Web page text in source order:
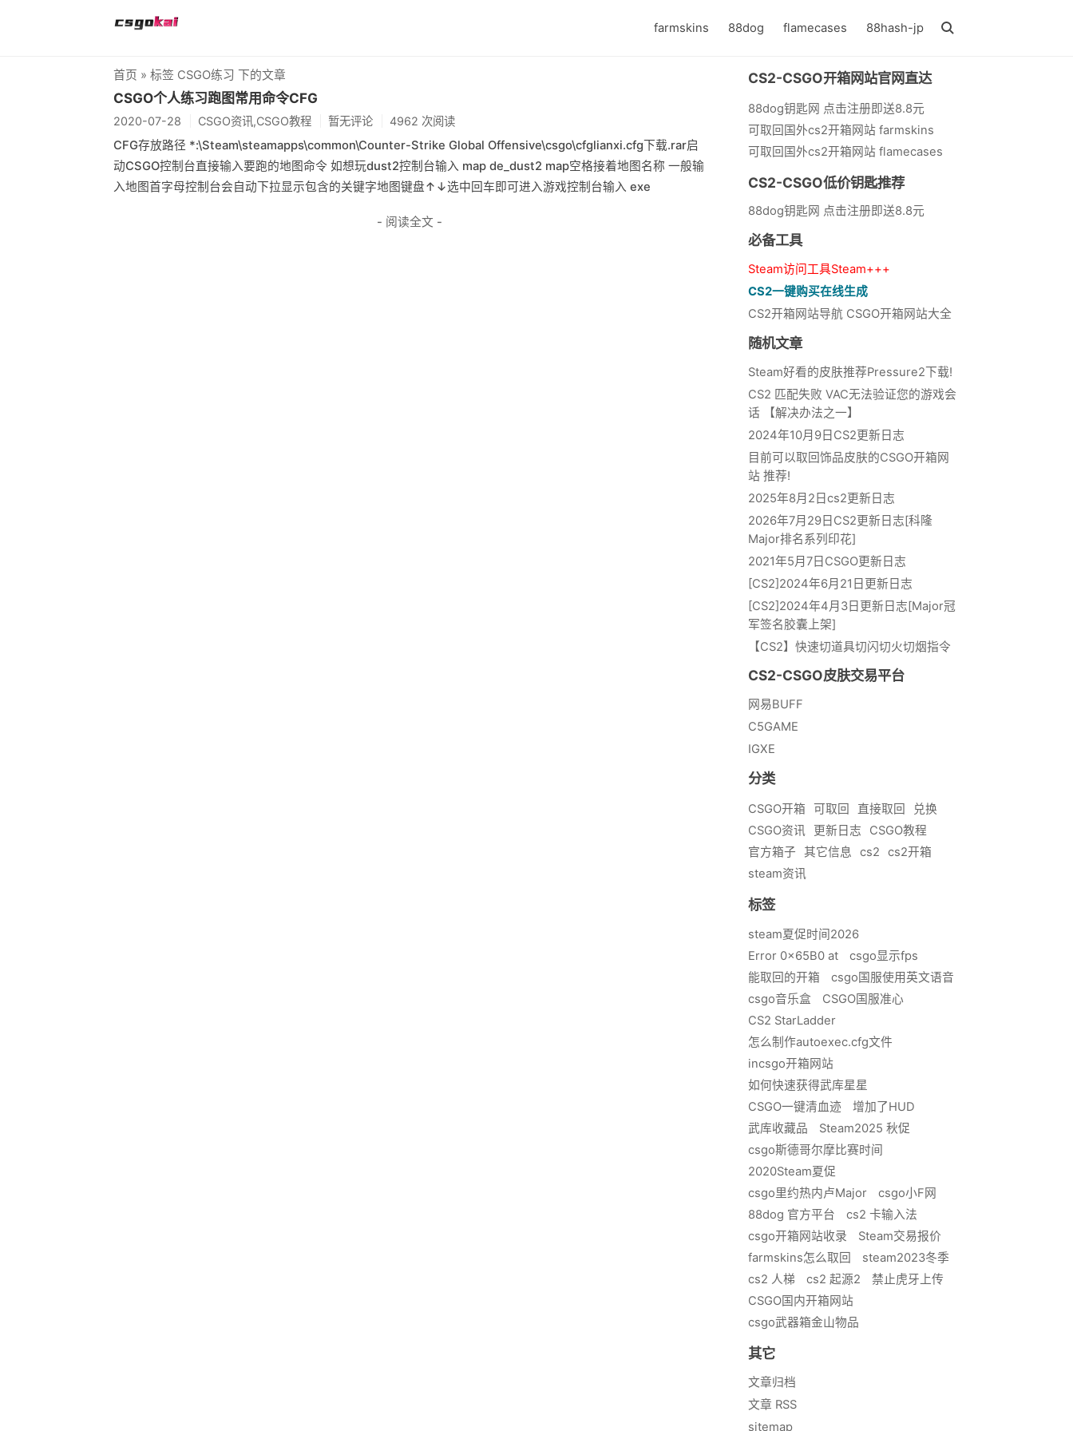
farmskins 88dog flamecases 88hash-jp
首页 » 标签 CSGO练习 下的文章
CSGO个人练习跑图常用命令CFG
2020-07-28 CSGO资讯,CSGO教程 暂无评论 4962 次阅读
CFG存放路径 *:\Steam\steamapps\common\Counter-Strike Global Offensive\csgo\cfglianxi.cfg下载.rar启
动CSGO控制台直接输入要跑的地图命令 如想玩dust2控制台输入 map de_dust2 map空格接着地图名称 一般输
入地图首字母控制台会自动下拉显示包含的关键字地图键盘↑↓选中回车即可进入游戏控制台输入 exe
- 阅读全文 -
CS2-CSGO开箱网站官网直达
88dog钥匙网 点击注册即送8.8元
可取回国外cs2开箱网站 farmskins
可取回国外cs2开箱网站 flamecases
CS2-CSGO低价钥匙推荐
88dog钥匙网 点击注册即送8.8元
必备工具
Steam访问工具Steam+++
CS2一键购买在线生成
CS2开箱网站导航 CSGO开箱网站大全
随机文章
Steam好看的皮肤推荐Pressure2下载!
CS2 匹配失败 VAC无法验证您的游戏会
话 【解决办法之一】
2024年10月9日CS2更新日志
目前可以取回饰品皮肤的CSGO开箱网
站 推荐!
2025年8月2日cs2更新日志
2026年7月29日CS2更新日志[科隆
Major排名系列印花]
2021年5月7日CSGO更新日志
[CS2]2024年6月21日更新日志
[CS2]2024年4月3日更新日志[Major冠
军签名胶囊上架]
【CS2】快速切道具切闪切火切烟指令
CS2-CSGO皮肤交易平台
网易BUFF
C5GAME
IGXE
分类
CSGO开箱 可取回 直接取回
兑换
CSGO资讯
更新日志
CSGO教程
官方箱子
其它信息 cs2
cs2开箱
steam资讯
标签
steam夏促时间2026
Error 0x65B0 at
csgo显示fps
能取回的开箱
csgo国服使用英文语音
csgo音乐盒
CSGO国服准心
CS2 StarLadder
怎么制作autoexec.cfg文件
incsgo开箱网站
如何快速获得武库星星
CSGO一键清血迹
增加了HUD
武库收藏品
Steam2025 秋促
csgo斯德哥尔摩比赛时间
2020Steam夏促
csgo里约热内卢Major
csgo小F网
88dog 官方平台
cs2 卡输入法
csgo开箱网站收录
Steam交易报价
farmskins怎么取回
steam2023冬季
cs2 人梯
cs2 起源2
禁止虎牙上传
CSGO国内开箱网站
csgo武器箱金山物品
其它
文章归档
文章 RSS
sitemap